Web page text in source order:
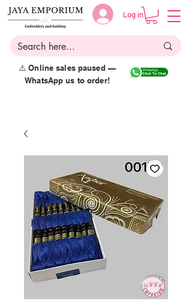
Log in
⚠️ Online sales paused —
WhatsApp us to order!